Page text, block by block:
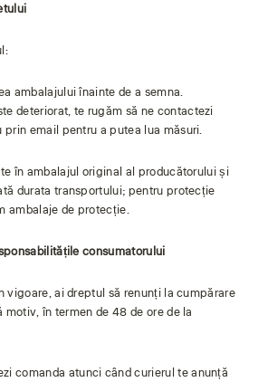
ambalajului înainte de a semna.
deteriorat, te rugăm să ne contactezi
email pentru a putea lua măsuri.
în ambalajul original al producătorului și
durata transportului; pentru protecție
ambalaje de protecție.
consumatorului
vigoare, ai dreptul să renunți la cumpărare
în termen de 48 de ore de la
comanda atunci când curierul te anunță